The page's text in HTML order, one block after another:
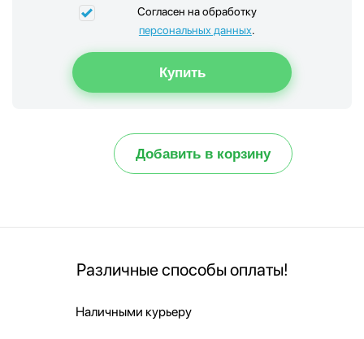
Согласен на обработку
персональных данных.
Добавить в корзину
Различные способы оплаты!
Наличными курьеру